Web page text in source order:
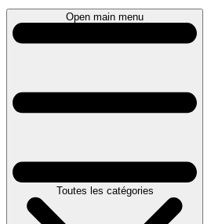
Open main menu
Toutes les catégories